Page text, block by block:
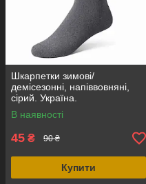
Шкарпетки зимові/
демісезонні, напіввовняні,
сірий. Україна.
В наявності
45 ₴ 90 ₴
Купити